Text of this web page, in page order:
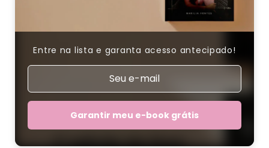
Entre na lista e garanta acesso antecipado!
Garantir meu e-book grátis